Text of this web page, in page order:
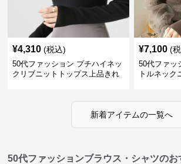
¥4,310 (税込)
50代ファッション プチハイネッ
クリブニットトップス上品きれ
¥7,100 (
50代ファッ
トルネック
新着アイテムの一覧へ
50代ファッションブラウス・シャツのお